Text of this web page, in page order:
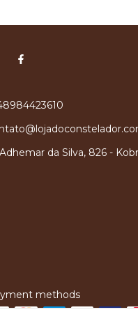
da Silva, 826 -
methods